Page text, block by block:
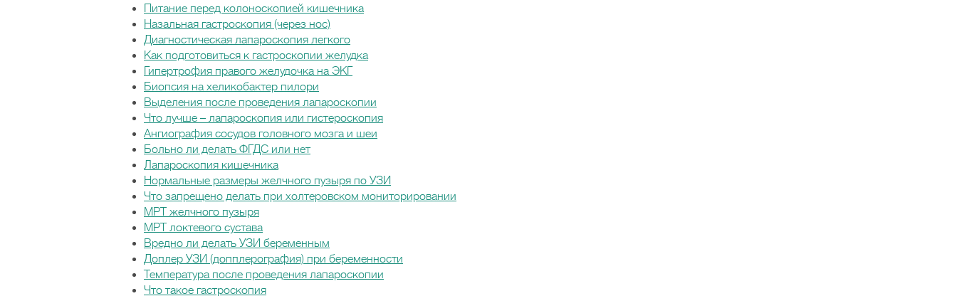
Питание перед колоноскопией кишечника
Назальная гастроскопия (через нос)
Диагностическая лапароскопия легкого
Как подготовиться к гастроскопии желудка
Гипертрофия правого желудочка на ЭКГ
Биопсия на хеликобактер пилори
Выделения после проведения лапароскопии
Что лучше – лапароскопия или гистероскопия
Ангиография сосудов головного мозга и шеи
Больно ли делать ФГДС или нет
Лапароскопия кишечника
Нормальные размеры желчного пузыря по УЗИ
Что запрещено делать при холтеровском мониторировании
МРТ желчного пузыря
МРТ локтевого сустава
Вредно ли делать УЗИ беременным
Доплер УЗИ (допплерография) при беременности
Температура после проведения лапароскопии
Что такое гастроскопия